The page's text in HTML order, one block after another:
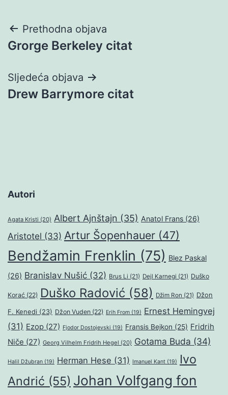
Navigacija
objava
Prethodna objava
Grorge Berkeley citat
Sljedeća objava
Drew Barrymore citat
Autori
Agata Kristi (20) Albert Ajnštajn (35) Anatol Frans (26)
Aristotel (33) Artur Šopenhauer (47)
Bendžamin Frenklin (75) Blez Paskal
(26) Branislav Nušić (32) Brus Li (21) Dejl Karnegi (21) Duško
Korać (22) Duško Radović (58) Džim Ron (21) Džon
F. Kenedi (23) Džon Vuden (22) Erih From (19) Ernest Hemingvej
(31) Ezop (27) Fjodor Dostojevski (19) Fransis Bejkon (25) Fridrih
Niče (27) Georg Vilhelm Fridrih Hegel (20) Gotama Buda (34)
Halil Džubran (19) Herman Hese (31) Imanuel Kant (19)
Ivo
Andrić (55) Johan Volfgang fon